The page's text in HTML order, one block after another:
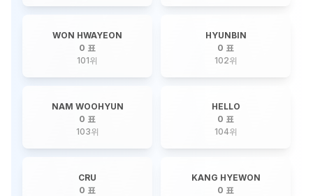
WON HWAYEON
0 표
101위
HYUNBIN
0 표
102위
NAM WOOHYUN
0 표
103위
HELLO
0 표
104위
CRU
0 표
KANG HYEWON
0 표